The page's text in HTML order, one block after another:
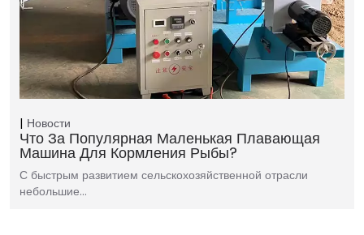
Новости
Что За Популярная Маленькая Плавающая
Машина Для Кормления Рыбы?
С быстрым развитием сельскохозяйственной отрасли
небольшие…